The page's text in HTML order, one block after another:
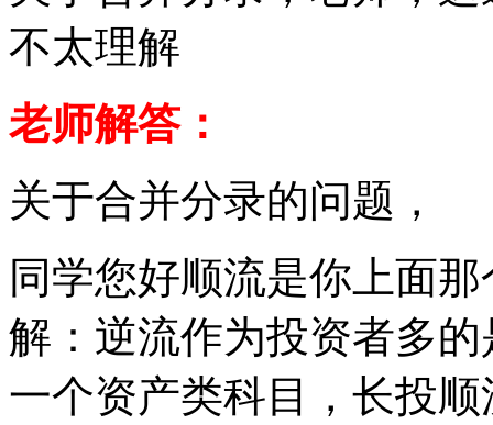
不太理解
老师解答：
关于合并分录的问题，
同学您好顺流是你上面
解：逆流作为投资者多
一个资产类科目，长投